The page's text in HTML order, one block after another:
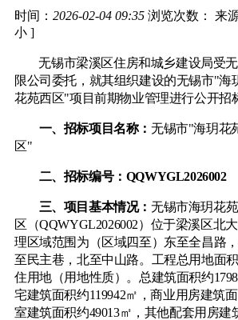
时间： 2026-02-04 09:35 浏览次数： 来
小 ]
无锡市梁溪区住房和城乡建设局受
限公司委托，就其组织建设的无锡市"海
花苑西区"项目前期物业管理进行公开招
一、招标项目名称： 无锡市"海玥花
区"
二、招标编号： QQWYGL2026002
三、项目基本情况： 无锡市海玥花
区（QQWYGL2026002）位于梁溪区北
理区域范围为（区域四至）东至全昌路
至民主巷，北至中山路。工程总用地面
住用地（用地性质）。总建筑面积约
宅建筑面积约119942㎡，商业用房建筑
室建筑面积约49013㎡，其他配套用房建